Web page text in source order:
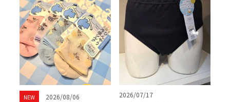
NEW 2026/08/06 2026/07/17